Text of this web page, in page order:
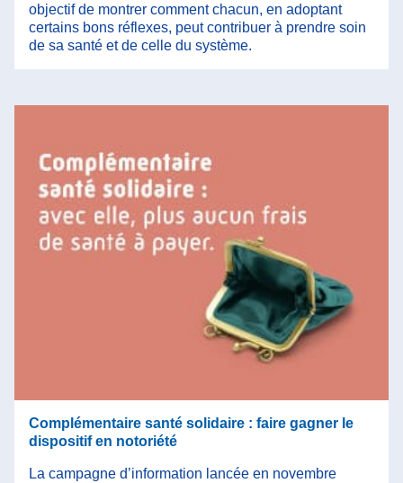
objectif de montrer comment chacun, en adoptant
certains bons réflexes, peut contribuer à prendre soin
de sa santé et de celle du système.
Complémentaire santé solidaire : faire gagner le
dispositif en notoriété
La campagne d’information lancée en novembre